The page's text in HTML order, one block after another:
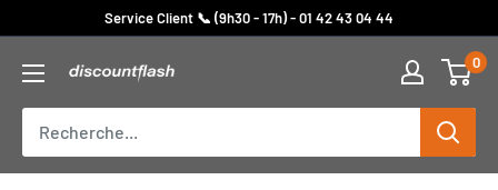
contenu
Service Client 📞 (9h30 - 17h) - 01 42 43 04 44
Discount
Flash
0